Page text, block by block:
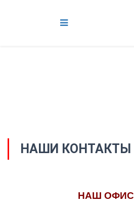
НАШИ КОНТАКТЫ
НАШ ОФИС